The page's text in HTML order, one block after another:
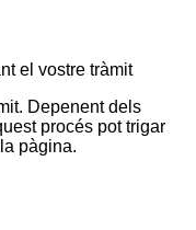
el vostre tràmit
Depenent dels
procés pot trigar
pàgina.